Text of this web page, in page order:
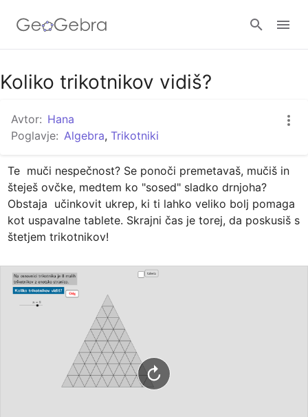
Google Classroom
GeoGebra Classroom
Prijava
Koliko trikotnikov vidiš?
Avtor: Hana
Poglavje: Algebra, Trikotniki
Te  muči nespečnost? Se ponoči premetavaš, mučiš in
šteješ ovčke, medtem ko "sosed" sladko drnjoha?
Obstaja  učinkovit ukrep, ki ti lahko veliko bolj pomaga
kot uspavalne tablete. Skrajni čas je torej, da poskusiš s
štetjem trikotnikov!